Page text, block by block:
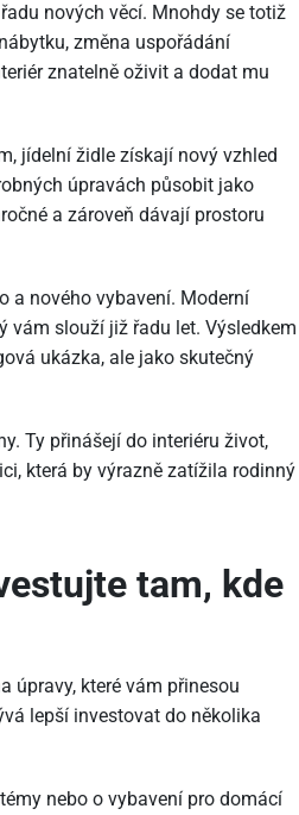
nových věcí. Mnohdy se totiž
změna uspořádání
znatelně oživit a dodat mu
jídelní židle získají nový vzhled
úpravách působit jako
a zároveň dávají prostoru
a nového vybavení. Moderní
vám slouží již řadu let. Výsledkem
ukázka, ale jako skutečný
Ty přinášejí do interiéru život,
která by výrazně zatížila rodinný
tam, kde
úpravy, které vám přinesou
lepší investovat do několika
nebo o vybavení pro domácí